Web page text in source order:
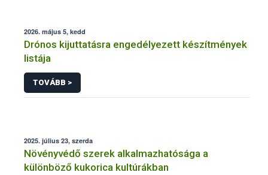
2026. május 5, kedd
Drónos kijuttatásra engedélyezett készítmények
listája
TOVÁBB >
2025. július 23, szerda
Növényvédő szerek alkalmazhatósága a
különböző kukorica kultúrákban